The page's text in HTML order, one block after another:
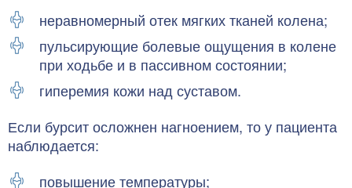
неравномерный отек мягких тканей колена;
пульсирующие болевые ощущения в колене
при ходьбе и в пассивном состоянии;
гиперемия кожи над суставом.
Если бурсит осложнен нагноением, то у пациента
наблюдается:
повышение температуры;